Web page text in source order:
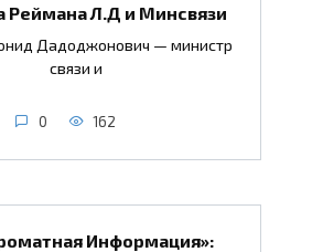
Реймана Л.Д и Минсвязи
Дадоджонович — министр
связи и
0 162
Информация»: